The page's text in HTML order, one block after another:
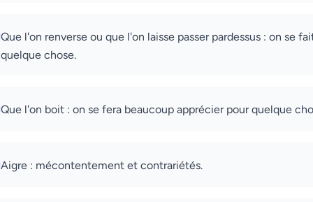
Que l'on renverse ou que l'on laisse passer pardessus : on se
quelque chose.
Que l'on boit : on se fera beaucoup apprécier pour quelque
Aigre : mécontentement et contrariétés.